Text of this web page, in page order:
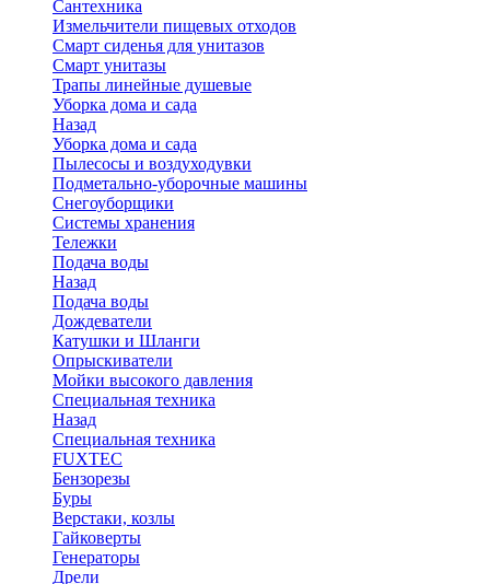
Сантехника
Измельчители пищевых отходов
Смарт сиденья для унитазов
Смарт унитазы
Трапы линейные душевые
Уборка дома и сада
Назад
Уборка дома и сада
Пылесосы и воздуходувки
Подметально-уборочные машины
Снегоуборщики
Системы хранения
Тележки
Подача воды
Назад
Подача воды
Дождеватели
Катушки и Шланги
Опрыскиватели
Мойки высокого давления
Специальная техника
Назад
Специальная техника
FUXTEC
Бензорезы
Буры
Верстаки, козлы
Гайковерты
Генераторы
Дрели